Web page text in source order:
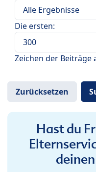
Die ersten:
Zeichen der Beiträge
Hast du